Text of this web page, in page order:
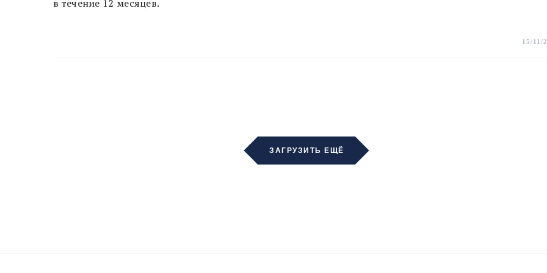
в течение 12 месяцев.
15/11/
ЗАГРУЗИТЬ ЕЩЁ